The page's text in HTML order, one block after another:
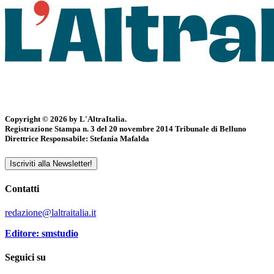
Copyright © 2026 by L'AltraItalia.
Registrazione Stampa n. 3 del 20 novembre 2014 Tribunale di Belluno
Direttrice Responsabile: Stefania Mafalda
Iscriviti alla Newsletter!
Contatti
redazione@laltraitalia.it
Editore: smstudio
Seguici su